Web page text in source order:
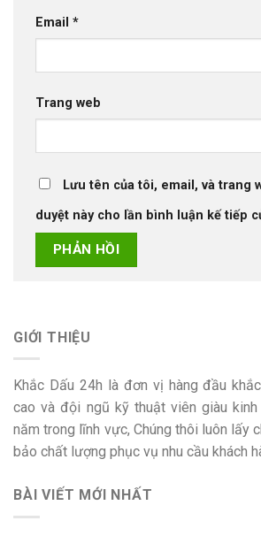
Email *
Trang web
Lưu tên của tôi, email, và trang
duyệt này cho lần bình luận kế tiếp
GIỚI THIỆU
Khắc Dấu 24h là đơn vị hàng đầu
cao và đội ngũ kỹ thuật viên giàu
năm trong lĩnh vực, Chúng thôi luôn lấy
bảo chất lượng phục vụ nhu cầu khách
BÀI VIẾT MỚI NHẤT